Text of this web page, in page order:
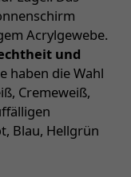
Acrylgewebe.
und
haben die Wahl
Cremeweiß,
Blau, Hellgrün